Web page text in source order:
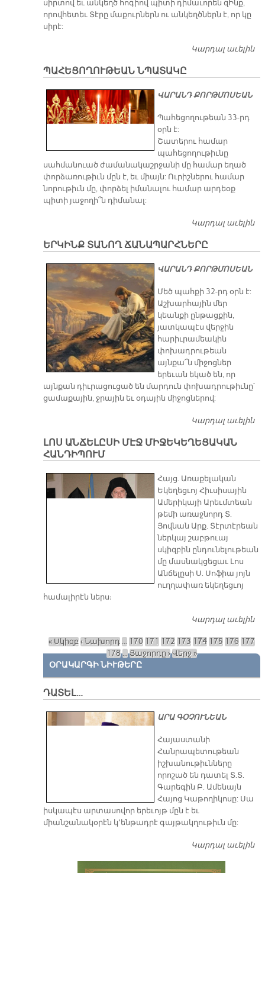
սիրտով եւ անկեղծ հոգիով պիտի դիմաւորեն զԻնք,
որովհետեւ Տէրը մաքուրներն ու անկեղծներն է, որ կը
սիրէ:
Կարդալ աւելին
ՊԱՀԵՑՈՂՈՒԹԵԱՆ ՆՊԱՏԱԿԸ
ՎԱՐԱՆԴ ՔՈՐԹՄՈՍԵԱՆ
Պահեցողութեան 33-րդ
օրն է:
Շատերու համար
պահեցողութիւնը
սահմանուած ժամանակաշրջանի մը համար եղած
փորձառութիւն մըն է, եւ միայն: Ուրիշներու համար
նորութիւն մը, փորձել իմանալու համար արդեօք
պիտի յաջողի՞ն դիմանալ:
Կարդալ աւելին
ԵՐԿԻՆՔ ՏԱՆՈՂ ՃԱՆԱՊԱՐՀՆԵՐԸ
ՎԱՐԱՆԴ ՔՈՐԹՄՈՍԵԱՆ
Մեծ պահքի 32-րդ օրն է:
Աշխարհային մեր
կեանքի ընթացքին,
յատկապէս վերջին
հարիւրամեակին
փոխադրութեան
այնքա՜ն միջոցներ
երեւան եկած են, որ
այնքան դիւրացուցած են մարդուն փոխադրութիւնը՝
ցամաքային, ջրային եւ օդային միջոցներով:
Կարդալ աւելին
ԼՈՍ ԱՆՃԵԼԸՍԻ ՄԷՋ ՄԻՋԵԿԵՂԵՑԱԿԱՆ
ՀԱՆԴԻՊՈՒՄ
Հայց. Առաքելական
Եկեղեցւոյ Հիւսիսային
Ամերիկայի Արեւմտեան
թեմի առաջնորդ Տ.
Յովնան Արք. Տէրտէրեան
ներկայ շաբթուայ
սկիզբին ընդունելութեան
մը մասնակցեցաւ Լոս
Անճելըսի Ս. Սոֆիա յոյն
ուղղափառ եկեղեցւոյ
համալիրէն ներս։
Կարդալ աւելին
Էջեր
« Սկիզբ‹ Նախորդ … 170 171 172 173 174 175 176 177
178…Յաջորդը ›Վերջ »
ՕՐԱԿԱՐԳԻ ՆԻՒԹԵՐԸ
ԴԱՏԵԼ…
ԱՐԱ ԳՕՉՈՒՆԵԱՆ
​Հայաստանի
Հանրապետութեան
իշխանութիւնները
որոշած են դատել Տ.Տ.
Գարեգին Բ. Ամենայն
Հայոց Կաթողիկոսը: Սա
իսկապէս արտասովոր երեւոյթ մըն է եւ
միանշանակօրէն կ՚ենթադրէ գայթակղութիւն մը:
Կարդալ աւելին